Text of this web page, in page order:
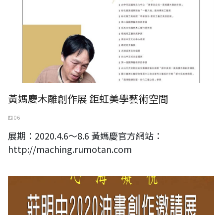
黃媽慶木雕創作展 鉅虹美學藝術空間
四 06
展期：2020.4.6～8.6 黃媽慶官方網站：
http://maching.rumotan.com
心海凝視-莊明中2020油畫創作邀請展